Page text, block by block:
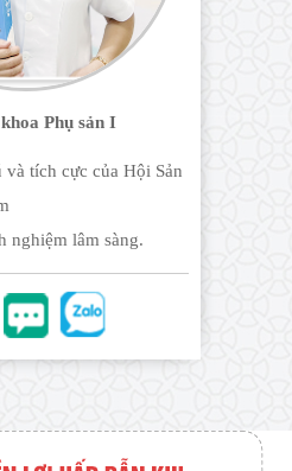
Phụ sản I
và tích cực của Hội Sản
nghiệm lâm sàng.